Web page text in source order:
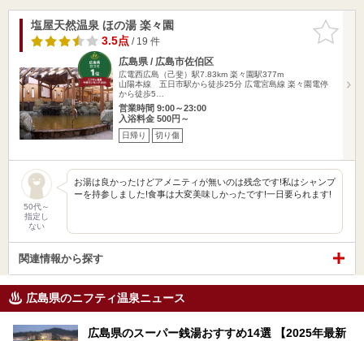
お気に入
りに追加
塩屋天然温泉 ほの湯 楽々園
3.5点/ 19 件
広島県 / 広島市佐伯区
広電西広島（己斐）駅7.83km 楽々園駅377m
山陽本線 五日市駅から徒歩25分 広電宮島線 楽々園電停
から徒歩5…
営業時間 9:00～23:00
入浴料金 500円～
日帰り 切り傷
50代～
指定し
ない
お湯は良かったけどアメニティが無いのは残念です!私はシャンプ
ーを持参しました!食事は大変美味しかったです!一日要られます!
関連情報から探す
広島県のニフティ温泉ニュース
広島県のスーパー銭湯おすすめ14選 【2025年最新